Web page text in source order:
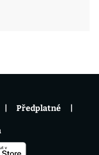
Předplatné